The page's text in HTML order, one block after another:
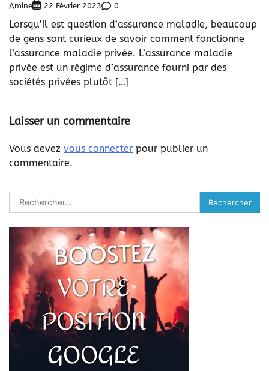
Amine 22 Février 2023 0
Lorsqu’il est question d’assurance maladie, beaucoup
de gens sont curieux de savoir comment fonctionne
l’assurance maladie privée. L’assurance maladie
privée est un régime d’assurance fourni par des
sociétés privées plutôt […]
Laisser un commentaire
Vous devez vous connecter pour publier un
commentaire.
Rechercher :